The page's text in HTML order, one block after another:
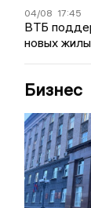
04/08 17:45
ВТБ
новых
Бизнес